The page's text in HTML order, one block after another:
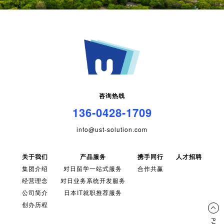
咨询热线
136-0428-1709
info@ust-solution.com
关于我们
集团介绍
经营理念
公司简介
创办历程
产品服务
对日留学一站式服务
对日业务系统开发服务
日本IT就职推荐服务
携手同行
合作共赢
人才招聘